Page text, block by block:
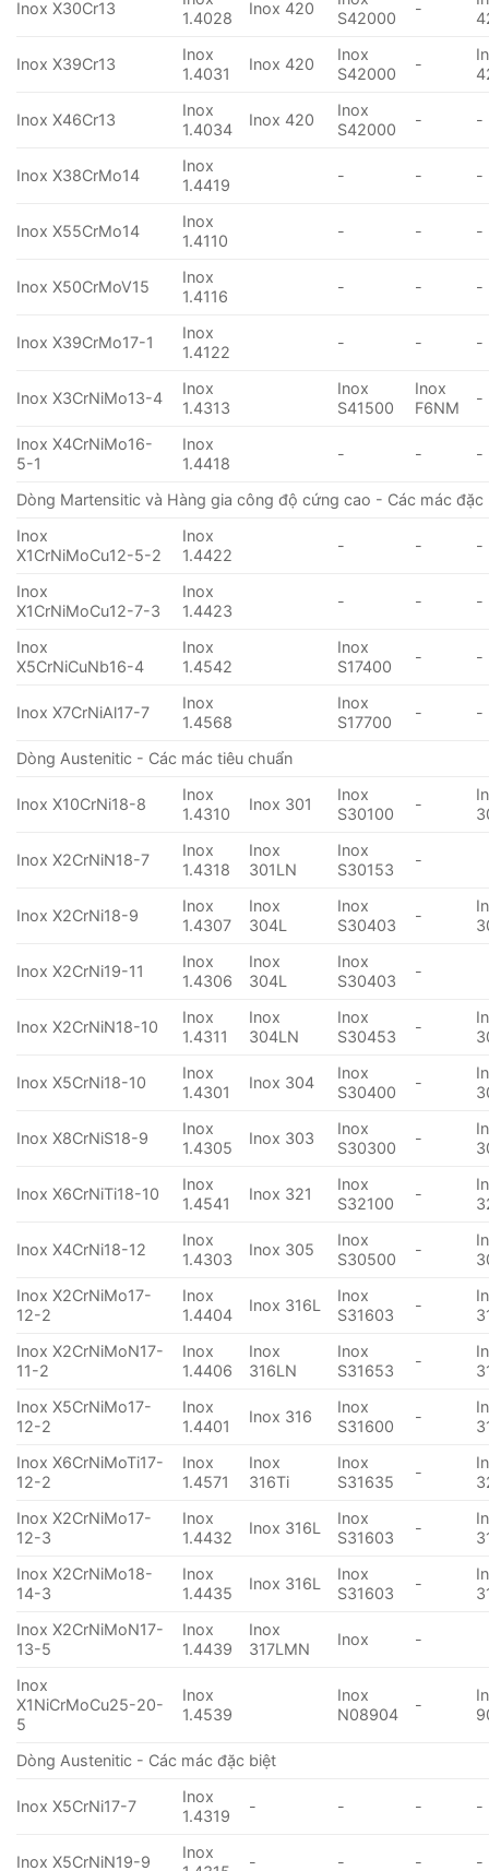
Inox X30Cr13
1.4028
Inox 420
S42000
-
Inox X39Cr13
Inox
1.4031
Inox 420
Inox
S42000
-
Inox X46Cr13
Inox
1.4034
Inox 420
Inox
S42000
- -
Inox X38CrMo14
Inox
1.4419
- - -
Inox X55CrMo14
Inox
1.4110
- - -
Inox X50CrMoV15
Inox
1.4116
- - -
Inox X39CrMo17-1
Inox
1.4122
- - -
Inox X3CrNiMo13-4
Inox
1.4313
Inox
S41500
Inox
F6NM
-
Inox X4CrNiMo16-
5-1
Inox
1.4418
- - -
Dòng Martensitic và Hàng gia công độ cứng cao - Các mác đặc
Inox
X1CrNiMoCu12-5-2
Inox
1.4422
- - -
Inox
X1CrNiMoCu12-7-3
Inox
1.4423
- - -
Inox
X5CrNiCuNb16-4
Inox
1.4542
Inox
S17400
- -
Inox X7CrNiAl17-7
Inox
1.4568
Inox
S17700
- -
Dòng Austenitic - Các mác tiêu chuẩn
Inox X10CrNi18-8
Inox
1.4310
Inox 301
Inox
S30100
-
Inox X2CrNiN18-7
Inox
1.4318
Inox
301LN
Inox
S30153
-
Inox X2CrNi18-9
Inox
1.4307
Inox
304L
Inox
S30403
-
Inox X2CrNi19-11
Inox
1.4306
Inox
304L
Inox
S30403
-
Inox X2CrNiN18-10
Inox
1.4311
Inox
304LN
Inox
S30453
-
Inox X5CrNi18-10
Inox
1.4301
Inox 304
Inox
S30400
-
Inox X8CrNiS18-9
Inox
1.4305
Inox 303
Inox
S30300
-
Inox X6CrNiTi18-10
Inox
1.4541
Inox 321
Inox
S32100
-
Inox X4CrNi18-12
Inox
1.4303
Inox 305
Inox
S30500
-
Inox X2CrNiMo17-
12-2
Inox
1.4404
Inox 316L
Inox
S31603
-
Inox X2CrNiMoN17-
11-2
Inox
1.4406
Inox
316LN
Inox
S31653
-
Inox X5CrNiMo17-
12-2
Inox
1.4401
Inox 316
Inox
S31600
-
Inox X6CrNiMoTi17-
12-2
Inox
1.4571
Inox
316Ti
Inox
S31635
-
Inox X2CrNiMo17-
12-3
Inox
1.4432
Inox 316L
Inox
S31603
-
Inox X2CrNiMo18-
14-3
Inox
1.4435
Inox 316L
Inox
S31603
-
Inox X2CrNiMoN17-
13-5
Inox
1.4439
Inox
317LMN
Inox -
Inox
X1NiCrMoCu25-20-
5
Inox
1.4539
Inox
N08904
-
Dòng Austenitic - Các mác đặc biệt
Inox X5CrNi17-7
Inox
1.4319
- - - -
Inox X5CrNiN19-9
Inox
- - - -